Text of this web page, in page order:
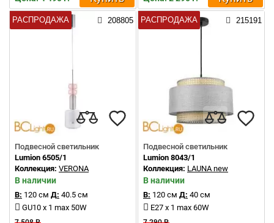
РАСПРОДАЖА 208805
Подвесной светильник
Lumion 6505/1
Коллекция: VERONA
В наличии
В: 120 см Д: 40.5 см
GU10 x 1 max 50W
РАСПРОДАЖА 215191
Подвесной светильник
Lumion 8043/1
Коллекция: LAUNA new
В наличии
В: 120 см Д: 40 см
E27 x 1 max 60W